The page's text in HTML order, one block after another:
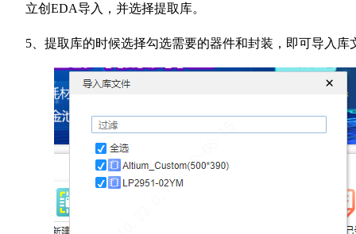
立创EDA导入，并选择提取库。
5、提取库的时候选择勾选需要的器件和封装，即可导入库